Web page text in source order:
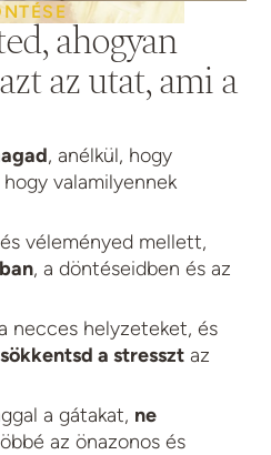
ahogyan
az utat, ami a
, anélkül, hogy
valamilyennek
véleményed mellett,
, a döntéseidben és az
necces helyzeteket, és
a stressztaz
a gátakat, ne
az önazonos és